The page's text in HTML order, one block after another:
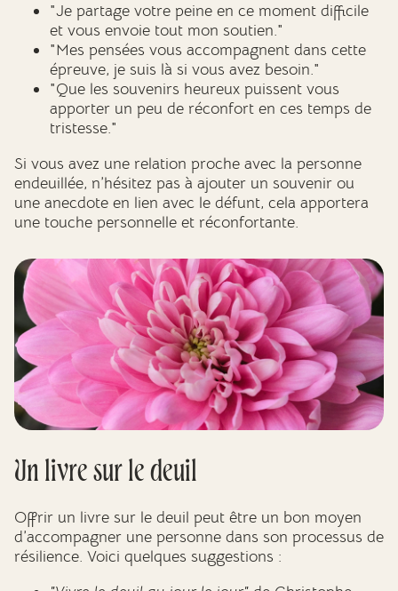
"Je partage votre peine en ce moment difficile
et vous envoie tout mon soutien."
"Mes pensées vous accompagnent dans cette
épreuve, je suis là si vous avez besoin."
"Que les souvenirs heureux puissent vous
apporter un peu de réconfort en ces temps de
tristesse."
Si vous avez une relation proche avec la personne
endeuillée, n’hésitez pas à ajouter un souvenir ou
une anecdote en lien avec le défunt, cela apportera
une touche personnelle et réconfortante.
Un livre sur le deuil
Offrir un livre sur le deuil peut être un bon moyen
d’accompagner une personne dans son processus de
résilience. Voici quelques suggestions :